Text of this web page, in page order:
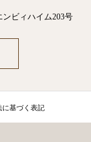
ビィハイム203号
に基づく表記